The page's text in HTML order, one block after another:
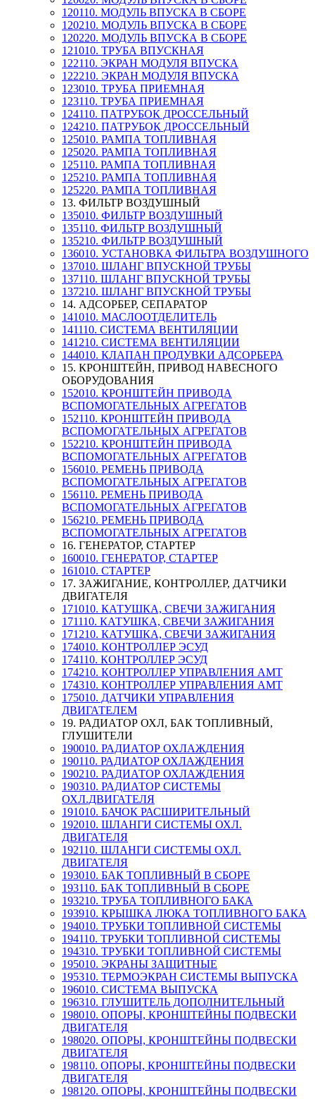
120110. МОДУЛЬ ВПУСКА В СБОРЕ
120210. МОДУЛЬ ВПУСКА В СБОРЕ
120220. МОДУЛЬ ВПУСКА В СБОРЕ
121010. ТРУБА ВПУСКНАЯ
122110. ЭКРАН МОДУЛЯ ВПУСКА
122210. ЭКРАН МОДУЛЯ ВПУСКА
123010. ТРУБА ПРИЕМНАЯ
123110. ТРУБА ПРИЕМНАЯ
124110. ПАТРУБОК ДРОССЕЛЬНЫЙ
124210. ПАТРУБОК ДРОССЕЛЬНЫЙ
125010. РАМПА ТОПЛИВНАЯ
125020. РАМПА ТОПЛИВНАЯ
125110. РАМПА ТОПЛИВНАЯ
125210. РАМПА ТОПЛИВНАЯ
125220. РАМПА ТОПЛИВНАЯ
13. ФИЛЬТР ВОЗДУШНЫЙ
135010. ФИЛЬТР ВОЗДУШНЫЙ
135110. ФИЛЬТР ВОЗДУШНЫЙ
135210. ФИЛЬТР ВОЗДУШНЫЙ
136010. УСТАНОВКА ФИЛЬТРА ВОЗДУШНОГО
137010. ШЛАНГ ВПУСКНОЙ ТРУБЫ
137110. ШЛАНГ ВПУСКНОЙ ТРУБЫ
137210. ШЛАНГ ВПУСКНОЙ ТРУБЫ
14. АДСОРБЕР, СЕПАРАТОР
141010. МАСЛООТДЕЛИТЕЛЬ
141110. СИСТЕМА ВЕНТИЛЯЦИИ
141210. СИСТЕМА ВЕНТИЛЯЦИИ
144010. КЛАПАН ПРОДУВКИ АДСОРБЕРА
15. КРОНШТЕЙН, ПРИВОД НАВЕСНОГО
ОБОРУДОВАНИЯ
152010. КРОНШТЕЙН ПРИВОДА
ВСПОМОГАТЕЛЬНЫХ АГРЕГАТОВ
152110. КРОНШТЕЙН ПРИВОДА
ВСПОМОГАТЕЛЬНЫХ АГРЕГАТОВ
152210. КРОНШТЕЙН ПРИВОДА
ВСПОМОГАТЕЛЬНЫХ АГРЕГАТОВ
156010. РЕМЕНЬ ПРИВОДА
ВСПОМОГАТЕЛЬНЫХ АГРЕГАТОВ
156110. РЕМЕНЬ ПРИВОДА
ВСПОМОГАТЕЛЬНЫХ АГРЕГАТОВ
156210. РЕМЕНЬ ПРИВОДА
ВСПОМОГАТЕЛЬНЫХ АГРЕГАТОВ
16. ГЕНЕРАТОР, СТАРТЕР
160010. ГЕНЕРАТОР, СТАРТЕР
161010. СТАРТЕР
17. ЗАЖИГАНИЕ, КОНТРОЛЛЕР, ДАТЧИКИ
ДВИГАТЕЛЯ
171010. КАТУШКА, СВЕЧИ ЗАЖИГАНИЯ
171110. КАТУШКА, СВЕЧИ ЗАЖИГАНИЯ
171210. КАТУШКА, СВЕЧИ ЗАЖИГАНИЯ
174010. КОНТРОЛЛЕР ЭСУД
174110. КОНТРОЛЛЕР ЭСУД
174210. КОНТРОЛЛЕР УПРАВЛЕНИЯ АМТ
174310. КОНТРОЛЛЕР УПРАВЛЕНИЯ АМТ
175010. ДАТЧИКИ УПРАВЛЕНИЯ
ДВИГАТЕЛЕМ
19. РАДИАТОР ОХЛ, БАК ТОПЛИВНЫЙ,
ГЛУШИТЕЛИ
190010. РАДИАТОР ОХЛАЖДЕНИЯ
190110. РАДИАТОР ОХЛАЖДЕНИЯ
190210. РАДИАТОР ОХЛАЖДЕНИЯ
190310. РАДИАТОР СИСТЕМЫ
ОХЛ.ДВИГАТЕЛЯ
191010. БАЧОК РАСШИРИТЕЛЬНЫЙ
192010. ШЛАНГИ СИСТЕМЫ ОХЛ.
ДВИГАТЕЛЯ
192110. ШЛАНГИ СИСТЕМЫ ОХЛ.
ДВИГАТЕЛЯ
193010. БАК ТОПЛИВНЫЙ В СБОРЕ
193110. БАК ТОПЛИВНЫЙ В СБОРЕ
193210. ТРУБА ТОПЛИВНОГО БАКА
193910. КРЫШКА ЛЮКА ТОПЛИВНОГО БАКА
194010. ТРУБКИ ТОПЛИВНОЙ СИСТЕМЫ
194110. ТРУБКИ ТОПЛИВНОЙ СИСТЕМЫ
194310. ТРУБКИ ТОПЛИВНОЙ СИСТЕМЫ
195010. ЭКРАНЫ ЗАЩИТНЫЕ
195310. ТЕРМОЭКРАН СИСТЕМЫ ВЫПУСКА
196010. СИСТЕМА ВЫПУСКА
196310. ГЛУШИТЕЛЬ ДОПОЛНИТЕЛЬНЫЙ
198010. ОПОРЫ, КРОНШТЕЙНЫ ПОДВЕСКИ
ДВИГАТЕЛЯ
198020. ОПОРЫ, КРОНШТЕЙНЫ ПОДВЕСКИ
ДВИГАТЕЛЯ
198110. ОПОРЫ, КРОНШТЕЙНЫ ПОДВЕСКИ
ДВИГАТЕЛЯ
198120. ОПОРЫ, КРОНШТЕЙНЫ ПОДВЕСКИ